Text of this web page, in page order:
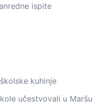
ispite
kuhinje
učestvovali u Maršu